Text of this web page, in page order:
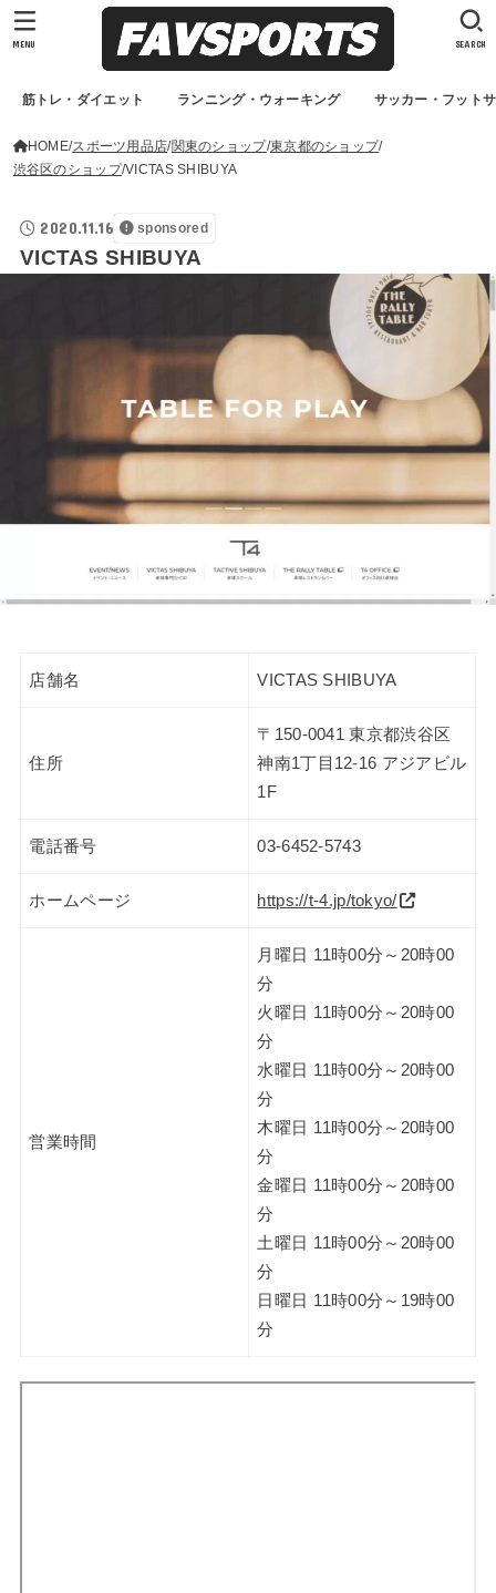
筋トレ・ダイエット ランニング・ウォーキング サッカー・フット
SEARCH
MENU
HOME スポーツ用品店 関東のショップ 東京都のショップ
渋谷区のショップ VICTAS SHIBUYA
2020.11.16 sponsored
VICTAS SHIBUYA
店舗名 VICTAS SHIBUYA
住所
〒150-0041 東京都渋谷区
神南1丁目12-16 アジアビル
1F
電話番号 03-6452-5743
ホームページ https://t-4.jp/tokyo/
営業時間
月曜日 11時00分～20時00
分
火曜日 11時00分～20時00
分
水曜日 11時00分～20時00
分
木曜日 11時00分～20時00
分
金曜日 11時00分～20時00
分
土曜日 11時00分～20時00
分
日曜日 11時00分～19時00
分